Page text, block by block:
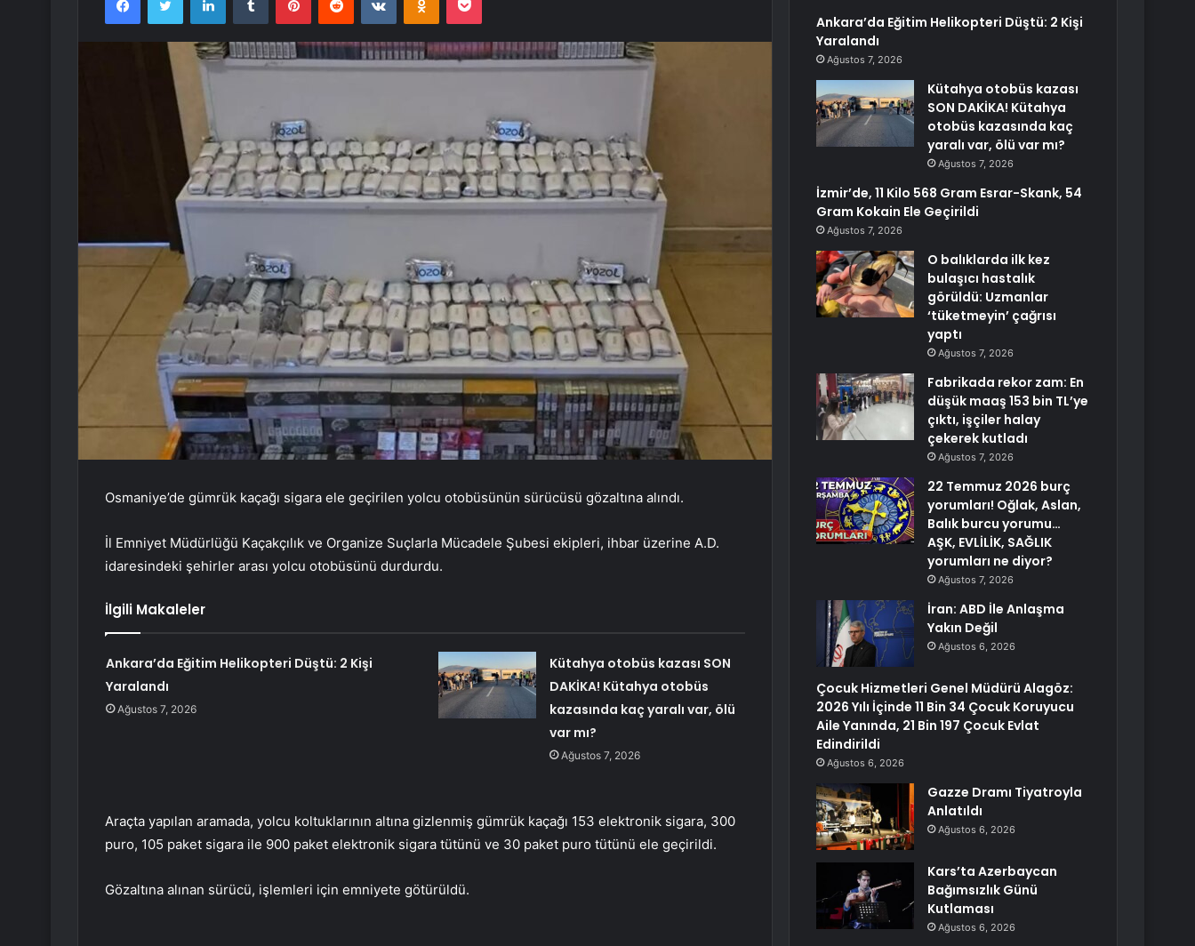
Osmaniye’de gümrük kaçağı sigara ele geçirilen yolcu otobüsünün sürücüsü gözaltına alındı.
İl Emniyet Müdürlüğü Kaçakçılık ve Organize Suçlarla Mücadele Şubesi ekipleri, ihbar üzerine A.D.
idaresindeki şehirler arası yolcu otobüsünü durdurdu.
İlgili Makaleler
Ankara’da Eğitim Helikopteri Düştü: 2 Kişi
Yaralandı
Ağustos 7, 2026
Kütahya otobüs kazası SON
DAKİKA! Kütahya otobüs
kazasında kaç yaralı var, ölü
var mı?
Ağustos 7, 2026
Araçta yapılan aramada, yolcu koltuklarının altına gizlenmiş gümrük kaçağı 153 elektronik sigara, 300
puro, 105 paket sigara ile 900 paket elektronik sigara tütünü ve 30 paket puro tütünü ele geçirildi.
Gözaltına alınan sürücü, işlemleri için emniyete götürüldü.
Ankara’da Eğitim Helikopteri Düştü: 2 Kişi
Yaralandı
Ağustos 7, 2026
Kütahya otobüs kazası
SON DAKİKA! Kütahya
otobüs kazasında kaç
yaralı var, ölü var mı?
Ağustos 7, 2026
İzmir’de, 11 Kilo 568 Gram Esrar-Skank, 54
Gram Kokain Ele Geçirildi
Ağustos 7, 2026
O balıklarda ilk kez
bulaşıcı hastalık
görüldü: Uzmanlar
‘tüketmeyin’ çağrısı
yaptı
Ağustos 7, 2026
Fabrikada rekor zam: En
düşük maaş 153 bin TL’ye
çıktı, işçiler halay
çekerek kutladı
Ağustos 7, 2026
22 Temmuz 2026 burç
yorumları! Oğlak, Aslan,
Balık burcu yorumu…
AŞK, EVLİLİK, SAĞLIK
yorumları ne diyor?
Ağustos 7, 2026
İran: ABD İle Anlaşma
Yakın Değil
Ağustos 6, 2026
Çocuk Hizmetleri Genel Müdürü Alagöz:
2026 Yılı İçinde 11 Bin 34 Çocuk Koruyucu
Aile Yanında, 21 Bin 197 Çocuk Evlat
Edindirildi
Ağustos 6, 2026
Gazze Dramı Tiyatroyla
Anlatıldı
Ağustos 6, 2026
Kars’ta Azerbaycan
Bağımsızlık Günü
Kutlaması
Ağustos 6, 2026